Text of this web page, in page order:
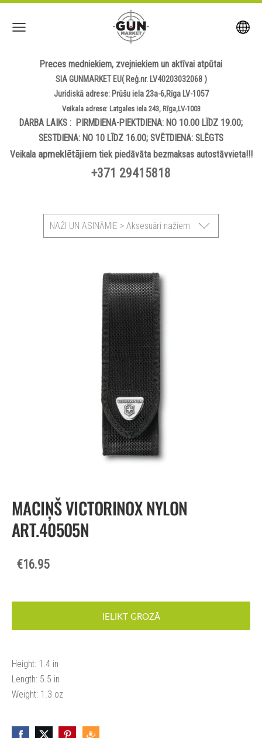
Preces medniekiem, zvejniekiem un aktīvai atpūtai
SIA GUNMARKET EU( Reģ.nr. LV40203032068 )
Juridiskā adrese: Prūšu iela 23a-6,Rīga LV-1057
Veikala adrese: Latgales iela 243, Rīga,LV-1003
DARBA LAIKS : PIRMDIENA-PIEKTDIENA: NO 10.00 LĪDZ 19.00;
SESTDIENA: NO 10 LĪDZ 16.00; SVĒTDIENA: SLĒGTS
Veikala apmeklētājiemtiek piedāvāta bezmaksas autostāvvieta!!!
+371 29415818
NAŽI UN ASINĀMIE > Aksesuāri nažiem
MACIŅŠ VICTORINOX NYLON
ART.40505N
€16.95
IELIKT GROZĀ
Height: 1.4 in
Length: 5.5 in
Weight: 1.3 oz